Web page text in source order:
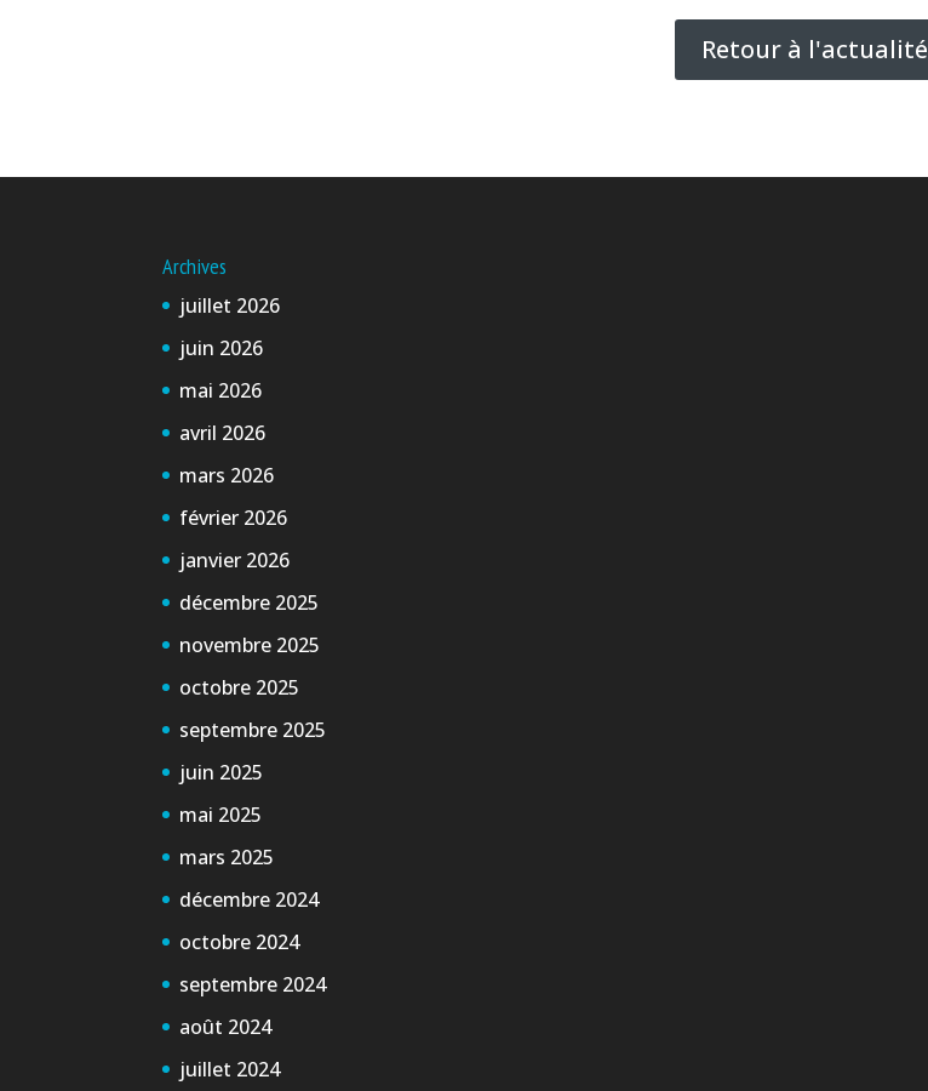
Retour à l'actualité
Archives
juillet 2026
juin 2026
mai 2026
avril 2026
mars 2026
février 2026
janvier 2026
décembre 2025
novembre 2025
octobre 2025
septembre 2025
juin 2025
mai 2025
mars 2025
décembre 2024
octobre 2024
septembre 2024
août 2024
juillet 2024